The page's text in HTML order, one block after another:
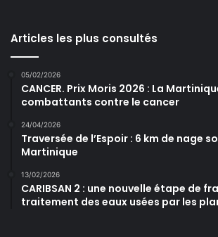
Articles les plus consultés
05/02/2026
CANCER. Prix Moris 2026 : La
combattants contre le cancer
24/04/2026
Traversée de l’Espoir : 6 km de nage
Martinique
13/02/2026
CARIBSAN 2 : une nouvelle étape de
traitement des eaux usées par les